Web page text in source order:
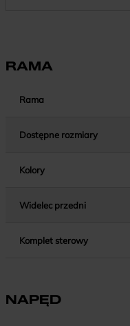
RAMA
Rama
Dostępne rozmiary
Kolory
Widelec przedni
Komplet sterowy
NAPĘD